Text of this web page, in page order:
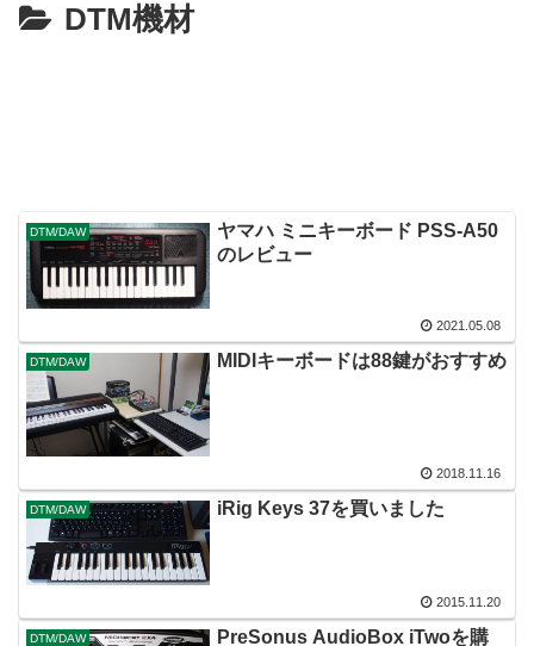
DTM機材
DTM/DAW
ヤマハ ミニキーボード PSS-A50
のレビュー
2021.05.08
DTM/DAW MIDIキーボードは88鍵がおすすめ
2018.11.16
DTM/DAW iRig Keys 37を買いました
2015.11.20
DTM/DAW PreSonus AudioBox iTwoを購